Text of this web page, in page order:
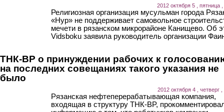
2012 октября 5 , пятница ,
Религиозная организация мусульман города
«Нур» не поддерживает самовольное
мечети в рязанском микрорайоне Канищево. Об
Vidsboku заявила руководитель организации
ТНК-BP о принуждении рабочих к
на последних совещаниях такого указания не
было
2012 октября 4 , четверг
Рязанская нефтеперерабатывающая компания,
входящая в структуру ТНК-BP,